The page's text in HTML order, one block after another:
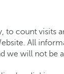
count
All
we will not be